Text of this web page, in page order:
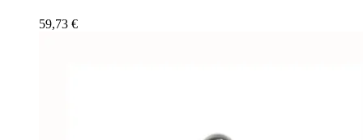
59,73 €